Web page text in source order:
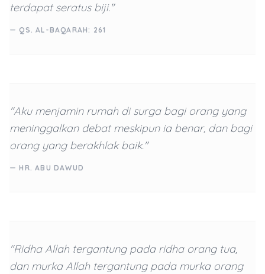
terdapat seratus biji."
— QS. AL-BAQARAH: 261
"Aku menjamin rumah di surga bagi orang yang
meninggalkan debat meskipun ia benar, dan bagi
orang yang berakhlak baik."
— HR. ABU DAWUD
"Ridha Allah tergantung pada ridha orang tua,
dan murka Allah tergantung pada murka orang